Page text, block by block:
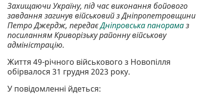
Захищаючи Україну, під час виконання бойового
завдання загинув військовий з Дніпропетровщини
Петро Джердж, передаєДніпровська панорамаз
посиланням Криворізьку районну військову
адміністрацію.
Життя 49-річного військового з Новопілля
обірвалося 31 грудня 2023 року.
У повідомленні йдеться: